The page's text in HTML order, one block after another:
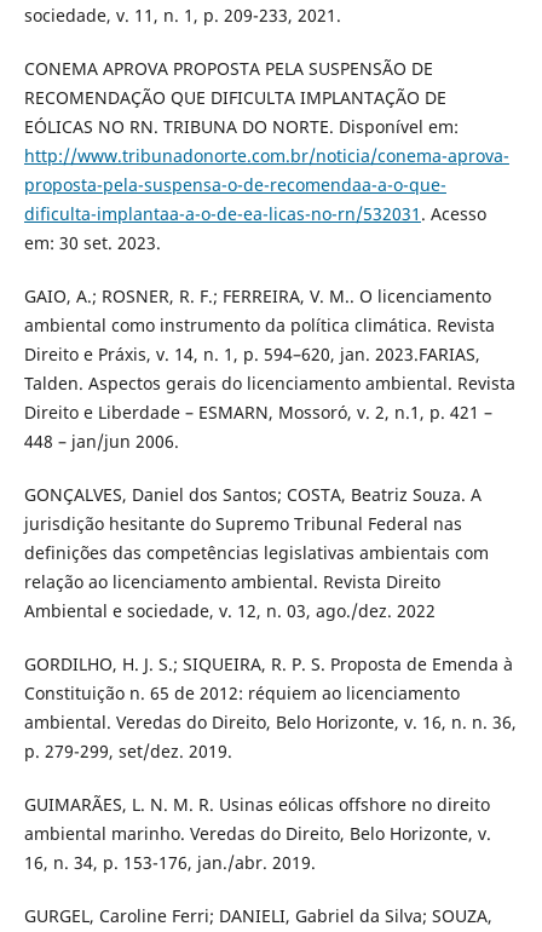
sociedade, v. 11, n. 1, p. 209-233, 2021.
CONEMA APROVA PROPOSTA PELA SUSPENSÃO DE
RECOMENDAÇÃO QUE DIFICULTA IMPLANTAÇÃO DE
EÓLICAS NO RN. TRIBUNA DO NORTE. Disponível em:
http://www.tribunadonorte.com.br/noticia/conema-aprova-
proposta-pela-suspensa-o-de-recomendaa-a-o-que-
dificulta-implantaa-a-o-de-ea-licas-no-rn/532031 . Acesso
em: 30 set. 2023.
GAIO, A.; ROSNER, R. F.; FERREIRA, V. M.. O licenciamento
ambiental como instrumento da política climática. Revista
Direito e Práxis, v. 14, n. 1, p. 594–620, jan. 2023.FARIAS,
Talden. Aspectos gerais do licenciamento ambiental. Revista
Direito e Liberdade – ESMARN, Mossoró, v. 2, n.1, p. 421 –
448 – jan/jun 2006.
GONÇALVES, Daniel dos Santos; COSTA, Beatriz Souza. A
jurisdição hesitante do Supremo Tribunal Federal nas
definições das competências legislativas ambientais com
relação ao licenciamento ambiental. Revista Direito
Ambiental e sociedade, v. 12, n. 03, ago./dez. 2022
GORDILHO, H. J. S.; SIQUEIRA, R. P. S. Proposta de Emenda à
Constituição n. 65 de 2012: réquiem ao licenciamento
ambiental. Veredas do Direito, Belo Horizonte, v. 16, n. n. 36,
p. 279-299, set/dez. 2019.
GUIMARÃES, L. N. M. R. Usinas eólicas offshore no direito
ambiental marinho. Veredas do Direito, Belo Horizonte, v.
16, n. 34, p. 153-176, jan./abr. 2019.
GURGEL, Caroline Ferri; DANIELI, Gabriel da Silva; SOUZA,